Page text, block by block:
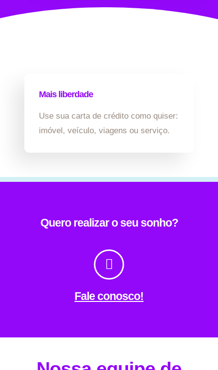
Mais liberdade
Use sua carta de crédito como quiser:
imóvel, veículo, viagens ou serviço.
Quero realizar o seu sonho?
Fale conosco!